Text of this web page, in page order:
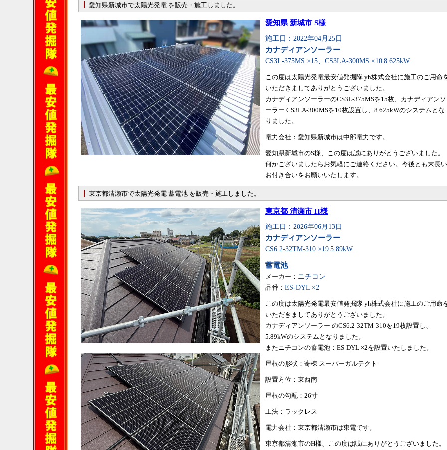
愛知県新城市で太陽光発電 を販売・施工しました。
愛知県 新城市 S様
施工日：2022年04月25日
カナディアンソーラー
CS3L-375MS ×15、CS3LA-300MS ×10 8.625kW
この度は太陽光発電最安値発掘隊 yh株式会社に施工のご用命
いただきましてありがとうございました。
カナディアンソーラーのCS3L-375MSを15枚、カナディアンソ
ーラー CS3LA-300MSを10枚設置し、8.625kWのシステムとな
りました。
電力会社：愛知県新城市は中部電力です。
愛知県新城市のS様、この度は誠にありがとうございました。
何かございましたらお気軽にご連絡ください。今後とも末長い
お付き合いをお願いいたします。
東京都清瀬市で太陽光発電 蓄電池 を販売・施工しました。
東京都 清瀬市 H様
施工日：2026年06月13日
カナディアンソーラー
CS6.2-32TM-310 ×19 5.89kW
蓄電池
メーカー： ニチコン
品番： ES-DYL ×2
この度は太陽光発電最安値発掘隊 yh株式会社に施工のご用命
いただきましてありがとうございました。
カナディアンソーラー のCS6.2-32TM-310を19枚設置し、
5.89kWのシステムとなりました。
またニチコンの蓄電池：ES-DYL ×2を設置いたしました。
屋根の形状：寄棟 スーパーガルテクト
設置方位：東西南
屋根の勾配：26寸
工法：ラックレス
電力会社：東京都清瀬市は東電です。
東京都清瀬市のH様、この度は誠にありがとうございました。